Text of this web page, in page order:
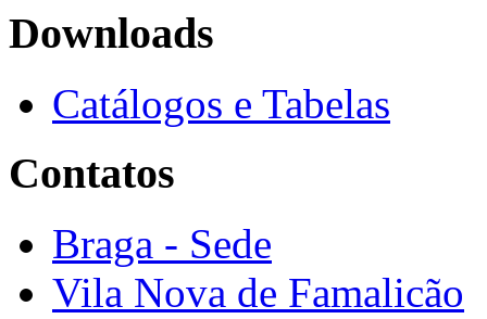
Downloads
Catálogos e Tabelas
Contatos
Braga - Sede
Vila Nova de Famalicão